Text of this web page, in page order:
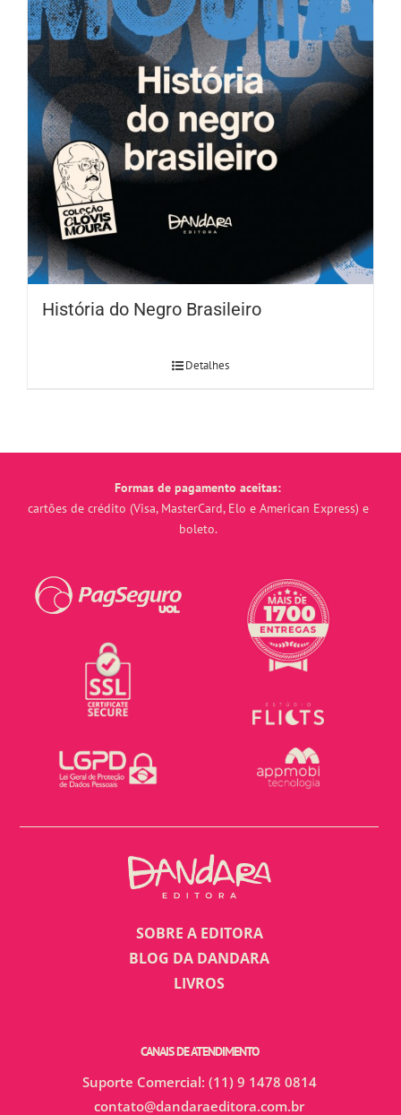
História do Negro Brasileiro
Detalhes
Formas de pagamento aceitas:
cartões de crédito (Visa, MasterCard, Elo e American Express) e
boleto.
SOBRE A EDITORA
BLOG DA DANDARA
LIVROS
CANAIS DE ATENDIMENTO
Suporte Comercial: (11) 9 1478 0814
contato@dandaraeditora.com.br